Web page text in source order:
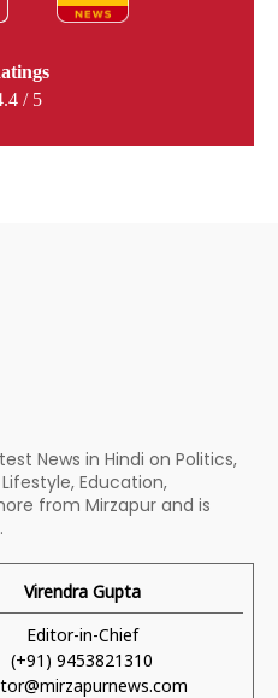
/ 5
News in Hindi on Politics,
Education,
from Mirzapur and is
Virendra Gupta
Editor-in-Chief
(+91) 9453821310